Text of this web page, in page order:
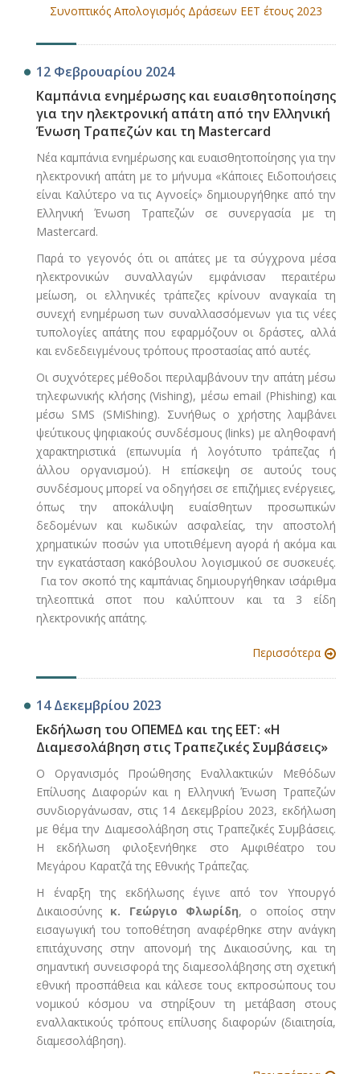
Συνοπτικός Απολογισμός Δράσεων ΕΕΤ έτους 2023
12 Φεβρουαρίου 2024
Καμπάνια ενημέρωσης και ευαισθητοποίησης
για την ηλεκτρονική απάτη από την Ελληνική
Ένωση Τραπεζών και τη Mastercard
Νέα καμπάνια ενημέρωσης και ευαισθητοποίησης για την
ηλεκτρονική απάτη με το μήνυμα «Κάποιες Ειδοποιήσεις
είναι Καλύτερο να τις Αγνοείς» δημιουργήθηκε από την
Ελληνική Ένωση Τραπεζών σε συνεργασία με τη
Mastercard.
Παρά το γεγονός ότι οι απάτες με τα σύγχρονα μέσα
ηλεκτρονικών συναλλαγών εμφάνισαν περαιτέρω
μείωση, οι ελληνικές τράπεζες κρίνουν αναγκαία τη
συνεχή ενημέρωση των συναλλασσόμενων για τις νέες
τυπολογίες απάτης που εφαρμόζουν οι δράστες, αλλά
και ενδεδειγμένους τρόπους προστασίας από αυτές.
Οι συχνότερες μέθοδοι περιλαμβάνουν την απάτη μέσω
τηλεφωνικής κλήσης (Vishing), μέσω email (Phishing) και
μέσω SMS (SMiShing). Συνήθως ο χρήστης λαμβάνει
ψεύτικους ψηφιακούς συνδέσμους (links) με αληθοφανή
χαρακτηριστικά (επωνυμία ή λογότυπο τράπεζας ή
άλλου οργανισμού). Η επίσκεψη σε αυτούς τους
συνδέσμους μπορεί να οδηγήσει σε επιζήμιες ενέργειες,
όπως την αποκάλυψη ευαίσθητων προσωπικών
δεδομένων και κωδικών ασφαλείας, την αποστολή
χρηματικών ποσών για υποτιθέμενη αγορά ή ακόμα και
την εγκατάσταση κακόβουλου λογισμικού σε συσκευές.
Για τον σκοπό της καμπάνιας δημιουργήθηκαν ισάριθμα
τηλεοπτικά σποτ που καλύπτουν και τα 3 είδη
ηλεκτρονικής απάτης.
Περισσότερα
14 Δεκεμβρίου 2023
Εκδήλωση του ΟΠΕΜΕΔ και της ΕΕΤ: «Η
Διαμεσολάβηση στις Τραπεζικές Συμβάσεις»
Ο Οργανισμός Προώθησης Εναλλακτικών Μεθόδων
Επίλυσης Διαφορών και η Ελληνική Ένωση Τραπεζών
συνδιοργάνωσαν, στις 14 Δεκεμβρίου 2023, εκδήλωση
με θέμα την Διαμεσολάβηση στις Τραπεζικές Συμβάσεις.
Η εκδήλωση φιλοξενήθηκε στο Αμφιθέατρο του
Μεγάρου Καρατζά της Εθνικής Τράπεζας.
Η έναρξη της εκδήλωσης έγινε από τον Υπουργό
Δικαιοσύνης κ. Γεώργιο Φλωρίδη, ο οποίος στην
εισαγωγική του τοποθέτηση αναφέρθηκε στην ανάγκη
επιτάχυνσης στην απονομή της Δικαιοσύνης, και τη
σημαντική συνεισφορά της διαμεσολάβησης στη σχετική
εθνική προσπάθεια και κάλεσε τους εκπροσώπους του
νομικού κόσμου να στηρίξουν τη μετάβαση στους
εναλλακτικούς τρόπους επίλυσης διαφορών (διαιτησία,
διαμεσολάβηση).